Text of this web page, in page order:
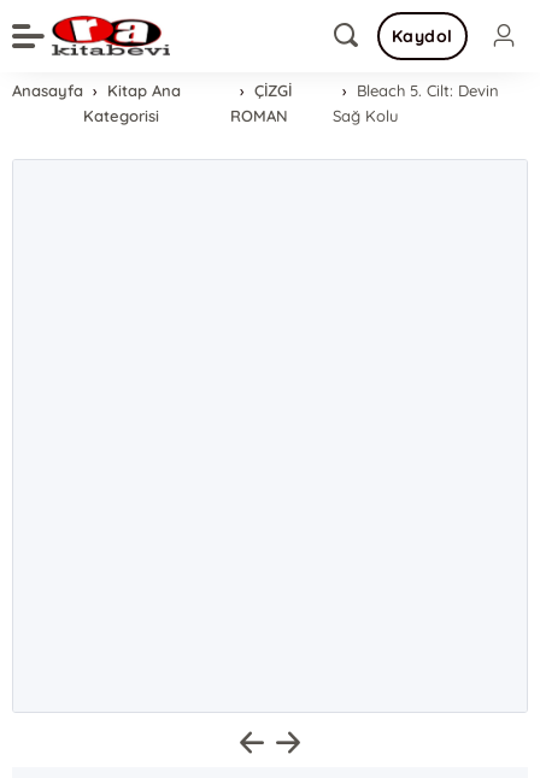
Kaydol
Anasayfa
Kitap Ana
Kategorisi
ÇİZGİ
ROMAN
Bleach 5. Cilt: Devin
Sağ Kolu